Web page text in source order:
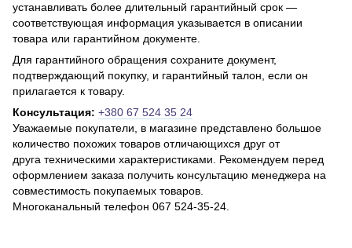
устанавливать более длительный гарантийный срок —
соответствующая информация указывается в описании
товара или гарантийном документе.
Для гарантийного обращения сохраните документ,
подтверждающий покупку, и гарантийный талон, если он
прилагается к товару.
Консультация: +380 67 524 35 24
Уважаемые покупатели, в магазине представлено большое
количество похожих товаров отличающихся друг от
друга техническими характеристиками. Рекомендуем перед
оформлением заказа получить консультацию менеджера на
совместимость покупаемых товаров.
Многоканальный телефон 067 524-35-24.